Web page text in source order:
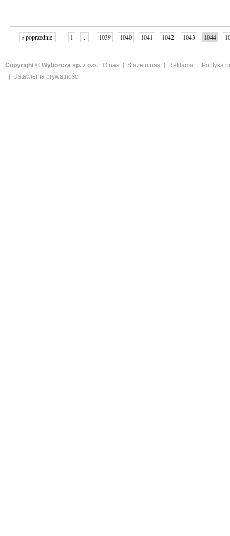
« poprzednie 1 ... 1039 1040 1041 1042 1043 1044
Copyright © Wyborcza sp. z o.o. O nas Staże u nas Reklama
Polityka
Ustawienia prywatności